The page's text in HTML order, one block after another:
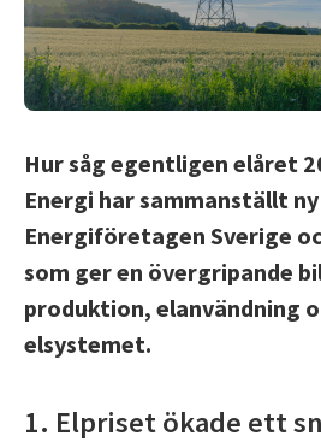
Hur såg egentligen elåret
Energi har sammanställt
Energiföretagen Sverige
som ger en övergripande
produktion, elanvändning
elsystemet.
1. Elpriset ökade ett